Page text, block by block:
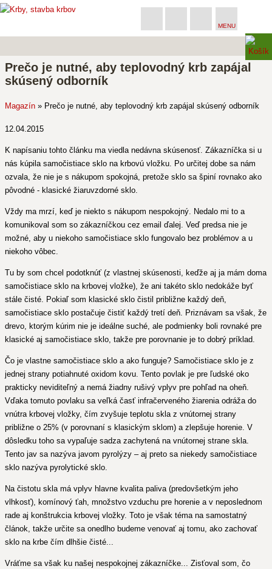
MENU
Prečo je nutné, aby teplovodný krb zapájal
skúsený odborník
Magazín » Prečo je nutné, aby teplovodný krb zapájal skúsený odborník
12.04.2015
K napísaniu tohto článku ma viedla nedávna skúsenosť. Zákazníčka si u
nás kúpila samočistiace sklo na krbovú vložku. Po určitej dobe sa nám
ozvala, že nie je s nákupom spokojná, pretože sklo sa špiní rovnako ako
pôvodné - klasické žiaruvzdorné sklo.
Vždy ma mrzí, keď je niekto s nákupom nespokojný. Nedalo mi to a
komunikoval som so zákazníčkou cez email ďalej. Veď predsa nie je
možné, aby u niekoho samočistiace sklo fungovalo bez problémov a u
niekoho vôbec.
Tu by som chcel podotknúť (z vlastnej skúsenosti, keďže aj ja mám doma
samočistiace sklo na krbovej vložke), že ani takéto sklo nedokáže byť
stále čisté. Pokiaľ som klasické sklo čistil približne každý deň,
samočistiace sklo postačuje čistiť každý tretí deň. Priznávam sa však, že
drevo, ktorým kúrim nie je ideálne suché, ale podmienky boli rovnaké pre
klasické aj samočistiace sklo, takže pre porovnanie je to dobrý príklad.
Čo je vlastne samočistiace sklo a ako funguje? Samočistiace sklo je z
jednej strany potiahnuté oxidom kovu. Tento povlak je pre ľudské oko
prakticky neviditeľný a nemá žiadny rušivý vplyv pre pohľad na oheň.
Vďaka tomuto povlaku sa veľká časť infračerveného žiarenia odráža do
vnútra krbovej vložky, čím zvyšuje teplotu skla z vnútornej strany
približne o 25% (v porovnaní s klasickým sklom) a zlepšuje horenie. V
dôsledku toho sa vypaľuje sadza zachytená na vnútornej strane skla.
Tento jav sa nazýva javom pyrolýzy – aj preto sa niekedy samočistiace
sklo nazýva pyrolytické sklo.
Na čistotu skla má vplyv hlavne kvalita paliva (predovšetkým jeho
vlhkosť), komínový ťah, množstvo vzduchu pre horenie a v neposlednom
rade aj konštrukcia krbovej vložky. Toto je však téma na samostatný
článok, takže určite sa onedlho budeme venovať aj tomu, ako zachovať
sklo na krbe čím dlhšie čisté...
Vráťme sa však ku našej nespokojnej zákazníčke... Zisťoval som, čo